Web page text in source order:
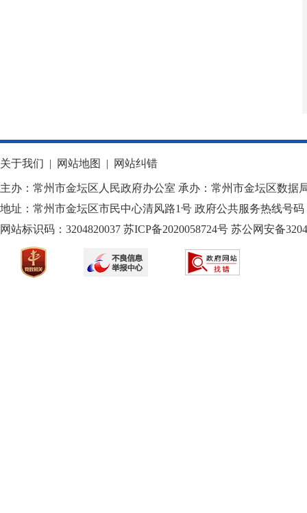
关于我们 | 网站地图 | 网站纠错
主办：常州市金坛区人民政府办公室 承办：常州市金坛区数据
地址：常州市金坛区市民中心清风路1号 政府公共服务热线号码
网站标识码：3204820037 苏ICP备2020058724号 苏公网安备